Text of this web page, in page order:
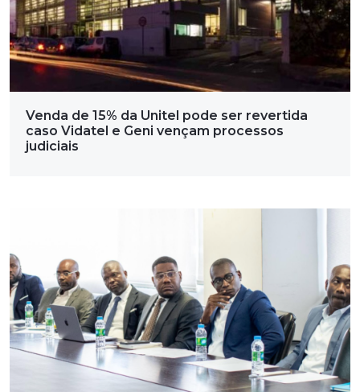
Venda de 15% da Unitel pode ser revertida
caso Vidatel e Geni vençam processos
judiciais